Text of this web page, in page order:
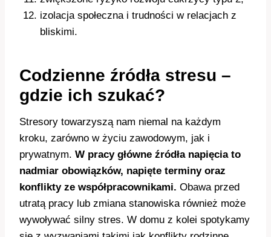
izolacja społeczna i trudności w relacjach z
bliskimi.
Codzienne źródła stresu –
gdzie ich szukać?
Stresory towarzyszą nam niemal na każdym
kroku, zarówno w życiu zawodowym, jak i
prywatnym. W pracy główne źródła napięcia to
nadmiar obowiązków, napięte terminy oraz
konflikty ze współpracownikami. Obawa przed
utratą pracy lub zmiana stanowiska również może
wywoływać silny stres. W domu z kolei spotykamy